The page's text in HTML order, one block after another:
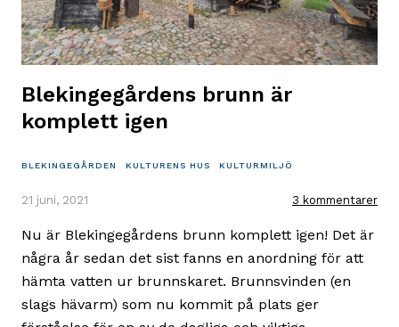
Lund?
Blekingegårdens brunn är
komplett igen
BLEKINGEGÅRDEN KULTURENS HUS KULTURMILJÖ
21 juni, 2021 3 kommentarer
Nu är Blekingegårdens brunn komplett igen! Det är
några år sedan det sist fanns en anordning för att
hämta vatten ur brunnskaret. Brunnsvinden (en
slags hävarm) som nu kommit på plats ger